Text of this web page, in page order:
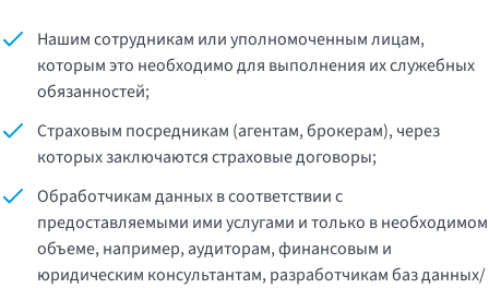
Нашим сотрудникам или уполномоченным лицам,
которым это необходимо для выполнения их служебных
обязанностей;
Страховым посредникам (агентам, брокерам), через
которых заключаются страховые договоры;
Обработчикам данных в соответствии с
предоставляемыми ими услугами и только в необходимом
объеме, например, аудиторам, финансовым и
юридическим консультантам, разработчикам баз данных/